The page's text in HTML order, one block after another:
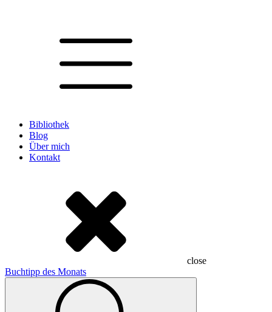
Bibliothek
Blog
Über mich
Kontakt
close
Buchtipp des Monats